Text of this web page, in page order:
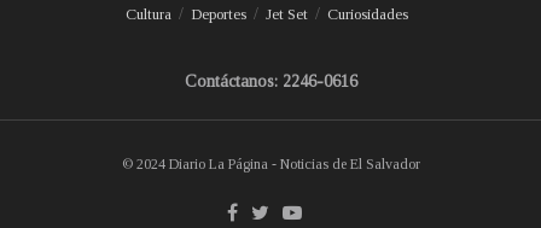
Cultura
Deportes Jet Set Curiosidades
Contáctanos: 2246-0616
© 2024 Diario La Página - Noticias de El Salvador